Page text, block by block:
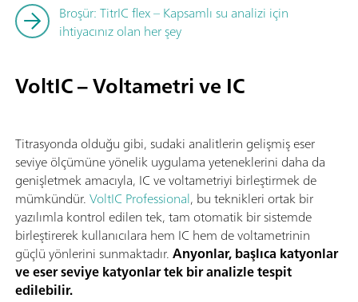
Broşür: TitrIC flex – Kapsamlı su analizi için
ihtiyacınız olan her şey
VoltIC – Voltametri ve IC
Titrasyonda olduğu gibi, sudaki analitlerin gelişmiş eser
seviye ölçümüne yönelik uygulama yeteneklerini daha da
genişletmek amacıyla, IC ve voltametriyi birleştirmek de
mümkündür.VoltIC Professional, bu teknikleri ortak bir
yazılımla kontrol edilen tek, tam otomatik bir sistemde
birleştirerek kullanıcılara hem IC hem de voltametrinin
güçlü yönlerini sunmaktadır.Anyonlar, başlıca katyonlar
ve eser seviye katyonlar tek bir analizle tespit
edilebilir.